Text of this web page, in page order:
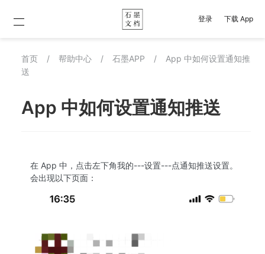
登录 下载 App
首页 / 帮助中心 / 石墨APP /
App 中如何设置通知推
送
App 中如何设置通知推送
在 App 中，点击左下角我的---设置---点通知推送设置。
会出现以下页面：